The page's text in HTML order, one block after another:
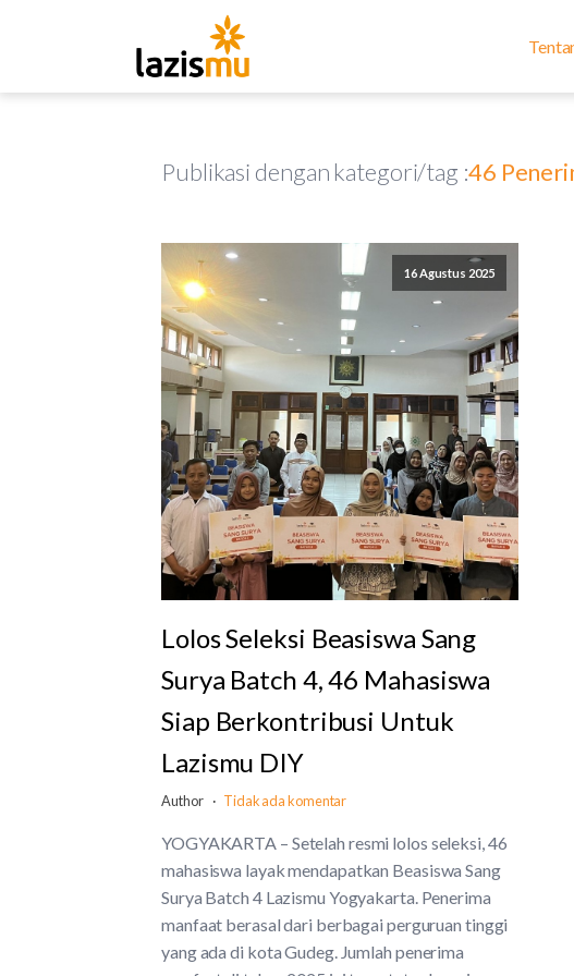
Publikasi dengan kategori/tag :46
16 Agustus 2025
Lolos Seleksi Beasiswa Sang
Surya Batch 4, 46 Mahasiswa
Siap Berkontribusi Untuk
Lazismu DIY
Author Tidak ada komentar
YOGYAKARTA – Setelah resmi lolos seleksi, 46
mahasiswa layak mendapatkan Beasiswa Sang
Surya Batch 4 Lazismu Yogyakarta. Penerima
manfaat berasal dari berbagai perguruan tinggi
yang ada di kota Gudeg. Jumlah penerima